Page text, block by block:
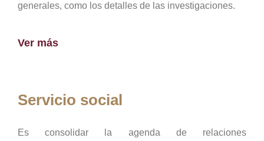
generales, como los detalles de las investigaciones.
Ver más
Servicio social
Es consolidar la agenda de relaciones